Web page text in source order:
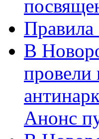
Правила
В
провели
Анонс